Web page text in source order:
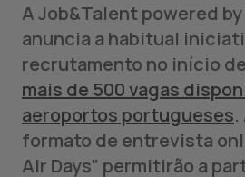
A Job&Talent powered
anuncia a habitual
recrutamento no início
mais de 500 vagas
aeroportos portugueses
formato de entrevista
Air Days” permitirão a